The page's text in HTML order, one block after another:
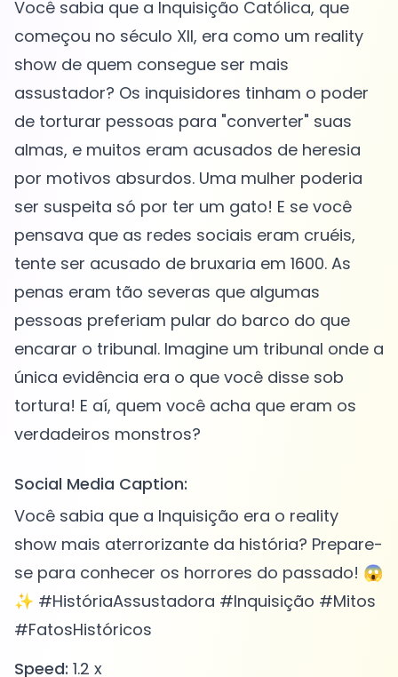
Você sabia que a Inquisição Católica, que
começou no século XII, era como um reality
show de quem consegue ser mais
assustador? Os inquisidores tinham o poder
de torturar pessoas para "converter" suas
almas, e muitos eram acusados de heresia
por motivos absurdos. Uma mulher poderia
ser suspeita só por ter um gato! E se você
pensava que as redes sociais eram cruéis,
tente ser acusado de bruxaria em 1600. As
penas eram tão severas que algumas
pessoas preferiam pular do barco do que
encarar o tribunal. Imagine um tribunal onde a
única evidência era o que você disse sob
tortura! E aí, quem você acha que eram os
Social Media Caption:
Você sabia que a Inquisição era o reality
show mais aterrorizante da história? Prepare-
se para conhecer os horrores do passado! 😱
✨ #HistóriaAssustadora #Inquisição #Mitos
#FatosHistóricos
Speed: 1.2 x